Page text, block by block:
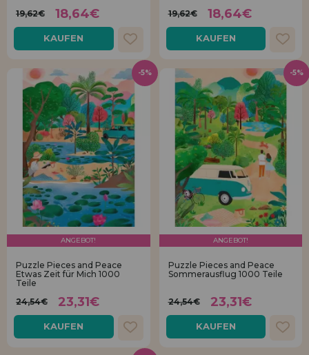
19,62€
18,64€
KAUFEN
19,62€ 18,64€
KAUFEN
ANGEBOT!
Puzzle Pieces and Peace
Etwas Zeit für Mich 1000
Teile
24,54€
23,31€
KAUFEN
-5%
ANGEBOT!
Puzzle Pieces and Peace
Sommerausflug 1000 Teile
24,54€ 23,31€
KAUFEN
-5%